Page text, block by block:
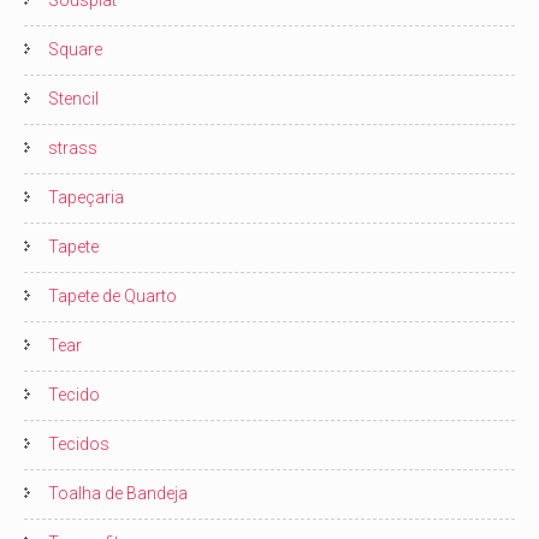
Square
Stencil
strass
Tapeçaria
Tapete
Tapete de Quarto
Tear
Tecido
Tecidos
Toalha de Bandeja